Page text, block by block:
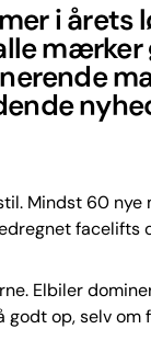
i årets
mærker
Mindst 60 nye
facelifts
Elbiler
godt op, selv